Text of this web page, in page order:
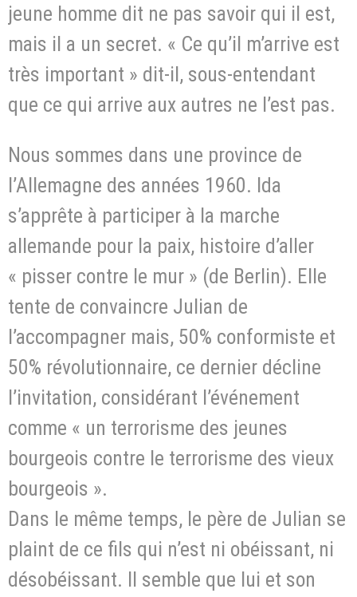
jeune homme dit ne pas savoir qui il est,
mais il a un secret. « Ce qu’il m’arrive est
très important » dit-il, sous-entendant
que ce qui arrive aux autres ne l’est pas.
Nous sommes dans une province de
l’Allemagne des années 1960. Ida
s’apprête à participer à la marche
allemande pour la paix, histoire d’aller
« pisser contre le mur » (de Berlin). Elle
tente de convaincre Julian de
l’accompagner mais, 50% conformiste et
50% révolutionnaire, ce dernier décline
l’invitation, considérant l’événement
comme « un terrorisme des jeunes
bourgeois contre le terrorisme des vieux
bourgeois ».
Dans le même temps, le père de Julian se
plaint de ce fils qui n’est ni obéissant, ni
désobéissant. Il semble que lui et son